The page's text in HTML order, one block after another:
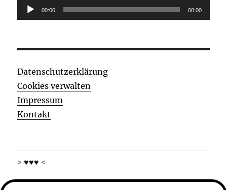
Audio-
Player
00:00 00:00
Datenschutzerklärung
Cookies verwalten
Impressum
Kontakt
> ♥♥♥ <